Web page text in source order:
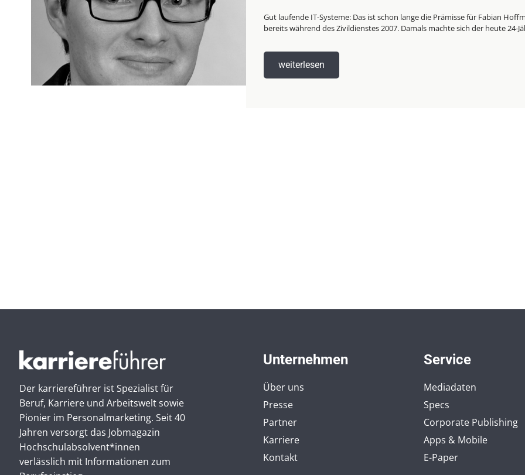
Gut laufende IT-Systeme: Das ist schon lange die Prämisse für Fabian
bereits während des Zivildienstes 2007. Damals machte sich der heute 24-
weiterlesen
Der karriereführer ist Spezialist für
Beruf, Karriere und Arbeitswelt sowie
Pionier im Personal­marketing. Seit 40
Jahren versorgt das Jobmagazin
Hochschul­absolvent*innen
verlässlich mit Informationen zum
Unternehmen
Über uns
Presse
Partner
Karriere
Kontakt
Service
Mediadaten
Specs
Corporate Publishing
Apps & Mobile
E-Paper